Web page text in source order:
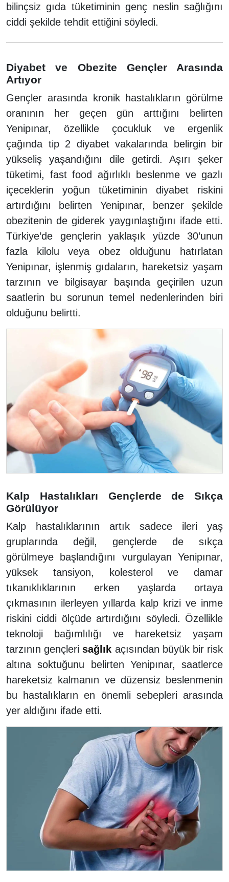
bilinçsiz gıda tüketiminin genç neslin sağlığını
ciddi şekilde tehdit ettiğini söyledi.
Diyabet ve Obezite Gençler Arasında
Artıyor
Gençler arasında kronik hastalıkların görülme
oranının her geçen gün arttığını belirten
Yenipınar, özellikle çocukluk ve ergenlik
çağında tip 2 diyabet vakalarında belirgin bir
yükseliş yaşandığını dile getirdi. Aşırı şeker
tüketimi, fast food ağırlıklı beslenme ve gazlı
içeceklerin yoğun tüketiminin diyabet riskini
artırdığını belirten Yenipınar, benzer şekilde
obezitenin de giderek yaygınlaştığını ifade etti.
Türkiye’de gençlerin yaklaşık yüzde 30’unun
fazla kilolu veya obez olduğunu hatırlatan
Yenipınar, işlenmiş gıdaların, hareketsiz yaşam
tarzının ve bilgisayar başında geçirilen uzun
saatlerin bu sorunun temel nedenlerinden biri
olduğunu belirtti.
Kalp Hastalıkları Gençlerde de Sıkça
Görülüyor
Kalp hastalıklarının artık sadece ileri yaş
gruplarında değil, gençlerde de sıkça
görülmeye başlandığını vurgulayan Yenipınar,
yüksek tansiyon, kolesterol ve damar
tıkanıklıklarının erken yaşlarda ortaya
çıkmasının ilerleyen yıllarda kalp krizi ve inme
riskini ciddi ölçüde artırdığını söyledi. Özellikle
teknoloji bağımlılığı ve hareketsiz yaşam
tarzının gençleri sağlık açısından büyük bir risk
altına soktuğunu belirten Yenipınar, saatlerce
hareketsiz kalmanın ve düzensiz beslenmenin
bu hastalıkların en önemli sebepleri arasında
yer aldığını ifade etti.